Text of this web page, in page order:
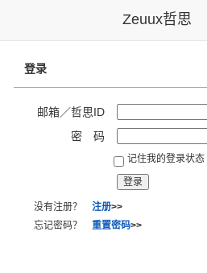
Zeuux哲思
登录
邮箱／哲思ID
密 码
记住我的登录状态
没有注册？ 注册>>
忘记密码？ 重置密码>>